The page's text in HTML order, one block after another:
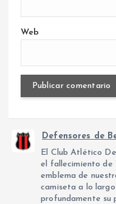
Web
Defensores de
El Club Atlético
el fallecimiento de
emblema de
camiseta a lo
profundamente su